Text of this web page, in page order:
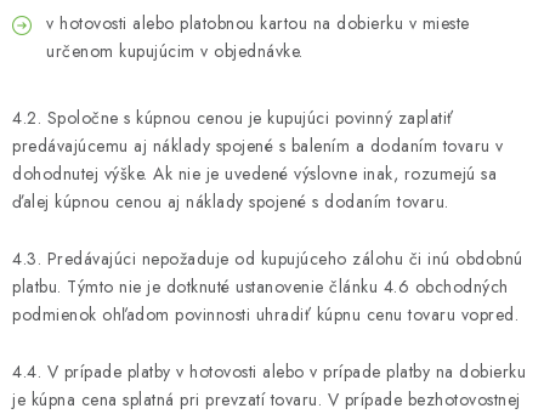
v hotovosti alebo platobnou kartou na dobierku v mieste
určenom kupujúcim v objednávke.
4.2. Spoločne s kúpnou cenou je kupujúci povinný zaplatiť
predávajúcemu aj náklady spojené s balením a dodaním tovaru v
dohodnutej výške. Ak nie je uvedené výslovne inak, rozumejú sa
ďalej kúpnou cenou aj náklady spojené s dodaním tovaru.
4.3. Predávajúci nepožaduje od kupujúceho zálohu či inú obdobnú
platbu. Týmto nie je dotknuté ustanovenie článku 4.6 obchodných
podmienok ohľadom povinnosti uhradiť kúpnu cenu tovaru vopred.
4.4. V prípade platby v hotovosti alebo v prípade platby na dobierku
je kúpna cena splatná pri prevzatí tovaru. V prípade bezhotovostnej